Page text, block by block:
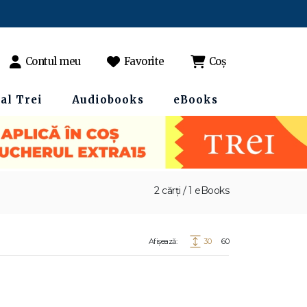
Contul meu Favorite Coș
Trei Audiobooks eBooks
2 cărți / 1 eBooks
Afișează: 30 60